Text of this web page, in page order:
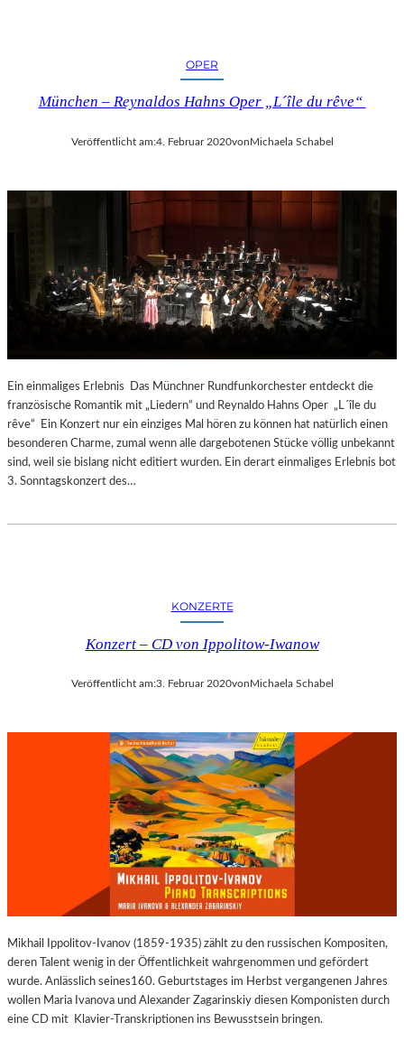
OPER
München – Reynaldos Hahns Oper „L´île du rêve“
Veröffentlicht am:4. Februar 2020vonMichaela Schabel
Ein einmaliges Erlebnis Das Münchner Rundfunkorchester entdeckt die
französische Romantik mit „Liedern“ und Reynaldo Hahns Oper „L´île du
rêve“ Ein Konzert nur ein einziges Mal hören zu können hat natürlich einen
besonderen Charme, zumal wenn alle dargebotenen Stücke völlig unbekannt
sind, weil sie bislang nicht editiert wurden. Ein derart einmaliges Erlebnis bot
3. Sonntagskonzert des…
KONZERTE
Konzert – CD von Ippolitow-Iwanow
Veröffentlicht am:3. Februar 2020von Michaela Schabel
Mikhail Ippolitov-Ivanov (1859-1935) zählt zu den russischen Kompositen,
deren Talent wenig in der Öffentlichkeit wahrgenommen und gefördert
wurde. Anlässlich seines160. Geburtstages im Herbst vergangenen Jahres
wollen Maria Ivanova und Alexander Zagarinskiy diesen Komponisten durch
eine CD mit Klavier-Transkriptionen ins Bewusstsein bringen.